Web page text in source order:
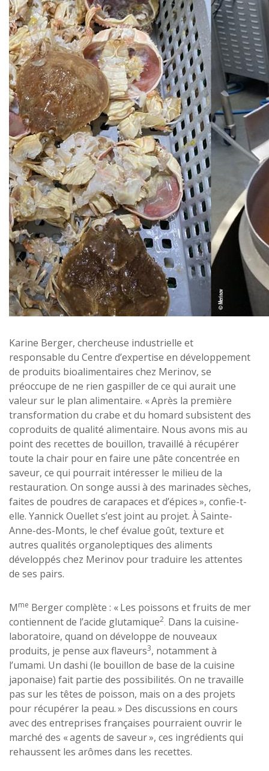
Karine Berger, chercheuse industrielle et
responsable du Centre d’expertise en développement
de produits bioalimentaires chez Merinov, se
préoccupe de ne rien gaspiller de ce qui aurait une
valeur sur le plan alimentaire. « Après la première
transformation du crabe et du homard subsistent des
coproduits de qualité alimentaire. Nous avons mis au
point des recettes de bouillon, travaillé à récupérer
toute la chair pour en faire une pâte concentrée en
saveur, ce qui pourrait intéresser le milieu de la
restauration. On songe aussi à des marinades sèches,
faites de poudres de carapaces et d’épices », confie-t-
elle. Yannick Ouellet s’est joint au projet. À Sainte-
Anne-des-Monts, le chef évalue goût, texture et
autres qualités organoleptiques des aliments
développés chez Merinov pour traduire les attentes
de ses pairs.
Mme Berger complète : « Les poissons et fruits de mer
contiennent de l’acide glutamique2. Dans la cuisine-
laboratoire, quand on développe de nouveaux
produits, je pense aux flaveurs3, notamment à
l’umami. Un dashi (le bouillon de base de la cuisine
japonaise) fait partie des possibilités. On ne travaille
pas sur les têtes de poisson, mais on a des projets
pour récupérer la peau. » Des discussions en cours
avec des entreprises françaises pourraient ouvrir le
marché des « agents de saveur », ces ingrédients qui
rehaussent les arômes dans les recettes.